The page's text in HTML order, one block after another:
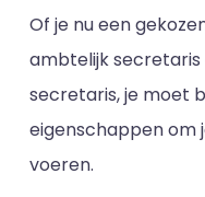
Of je nu een
ambtelijk
secretaris, je moet
eigenschappen om
voeren.